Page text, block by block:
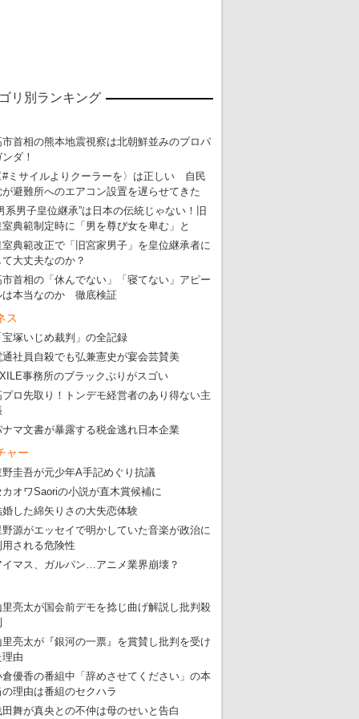
リ別ランキング
市首相の熊本地震視察は北朝鮮並みのプロパ
ンダ！
#ミサイルよりクーラーを〉は正しい 自民
が避難所へのエアコン設置を遅らせてきた
系男子皇位継承”は日本の伝統じゃない！旧
室典範制定時に「男を尊び女を卑む」と
室典範改正で「旧宮家男子」を皇位継承者に
て大丈夫なのか？
市首相の「休んでない」「寝てない」アピー
は本当なのか 徹底検証
ス
宝塚いじめ裁判」の全記録
通社員自殺でも弘兼憲史が宴会芸賛美
事務所のブラックぶりがスゴい
プロ先取り！トンデモ経営者のあり得ない主
ナマ文書が暴露する税金逃れ日本企業
ャー
野圭吾が元少年A手記めぐり抗議
カオワSaoriの小説が直木賞候補に
婚した綿矢りさの大失恋体験
野源がエッセイで明かしていた音楽が政治に
用される危険性
イマス、ガルパン…アニメ業界崩壊？
里亮太が国会前デモを捻じ曲げ解説し批判殺
里亮太が『銀河の一票』を賞賛し批判を受け
理由
倉優香の番組中「辞めさせてください」の本
の理由は番組のセクハラ
田舞が真央との不仲は母のせいと告白